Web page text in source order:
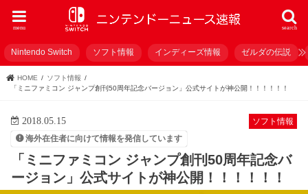
search
menu
Nintendo Switch ソフト情報 インディーズ情報 ゼルダの伝説
HOME
ソフト情報
「ミニファミコン ジャンプ創刊50周年記念バージョン」公式サイトが神公開！！！！！！
ソフト情報
2018.05.15
海外在住者に向けて情報を発信しています
「ミニファミコン ジャンプ創刊50周年記念バ
ージョン」公式サイトが神公開！！！！！！